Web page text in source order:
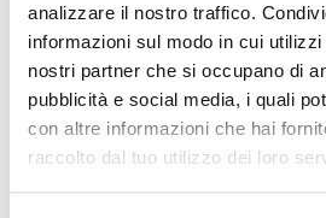
analizzare il nostro traffico.
informazioni sul modo in cui
nostri partner che si occupano di
pubblicità e social media, i quali
con altre informazioni che hai
raccolto dal tuo utilizzo dei loro
Pack (u.) : 1000
Possono essere utilizzati con
max. di 11.000 e di 21.000 (per le
298/04, 452-298/06, 452-298/12, 452-
fino a 121 °C per 20 minuti.
Vedi di più
Documentazione tecnica